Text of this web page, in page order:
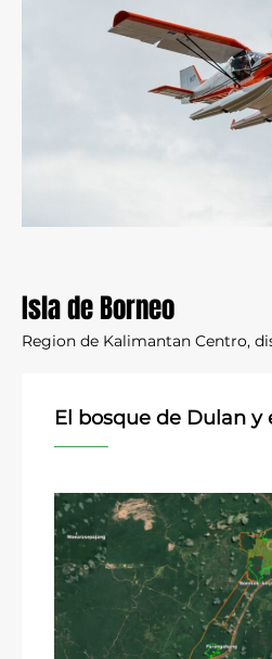
No soltamos a gibones
pareja de gibones podría
por falta de espacio. Los
disminuyendo drásticamente
siendo territoriales, no pueden
otras parejas. Se trata aquí de
todavía libres.
Reducir
Isla de Borneo
Region de Kalimantan Centro,
El bosque de Dulan y